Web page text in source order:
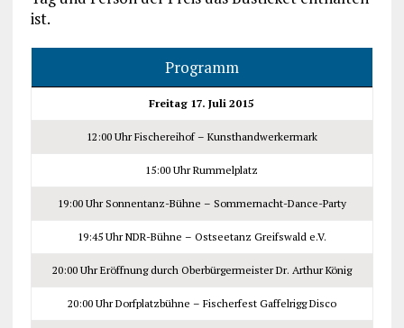
ist.
Programm
Freitag 17. Juli 2015
12:00 Uhr Fischereihof – Kunsthandwerkermark
15:00 Uhr Rummelplatz
19:00 Uhr Sonnentanz-Bühne – Sommernacht-Dance-Party
19:45 Uhr NDR-Bühne – Ostseetanz Greifswald e.V.
20:00 Uhr Eröffnung durch Oberbürgermeister Dr. Arthur König
20:00 Uhr Dorfplatzbühne – Fischerfest Gaffelrigg Disco